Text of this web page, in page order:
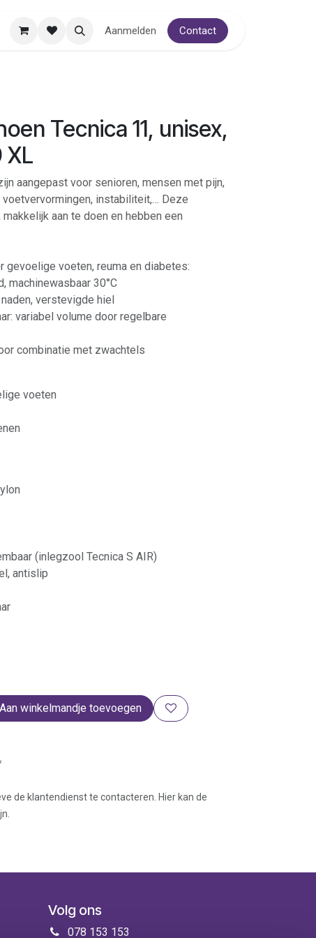
Aanmelden Contact
Tecnica 11, unisex,
XL
aangepast voor senioren, mensen met pijn,
instabiliteit,… Deze
aan te doen en hebben een
voeten, reuma en diabetes:
machinewasbaar 30°C
verstevigde hiel
variabel volume door regelbare
combinatie met zwachtels
voeten
(inlegzool Tecnica S AIR)
antislip
Aan winkelmandje toevoegen
de klantendienst te contacteren. Hier kan de
Volg ons
078 153 153